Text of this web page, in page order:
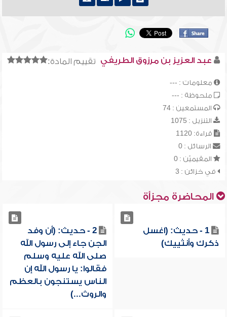
تقييم المادة: عبد العزيز بن مرزوق الطريفي
معلومات : ---
ملحوظة : ---
المستمعين : 74
التنزيل : 1075
قراءة: 1120
الرسائل : 0
المقيميّن : 0
في خزائن : 3
المحاضرة مجزأة
1 - حديث: (اغسل
ذكرك وأنثييك)
2 - حديث: (أن وفد
الجن جاء إلى رسول الله
صلى الله عليه وسلم
فقالوا: يا رسول الله إن
الناس يستنجون بالعظم
والروث...)